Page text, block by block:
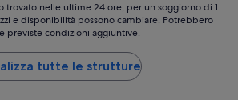
trovato nelle ultime 24 ore, per un soggiorno di 1
e disponibilità possono cambiare. Potrebbero
previste condizioni aggiuntive.
tutte le strutture